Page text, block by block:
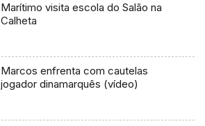
Marítimo visita escola do Salão na
Calheta
Marcos enfrenta com cautelas
jogador dinamarquês (vídeo)